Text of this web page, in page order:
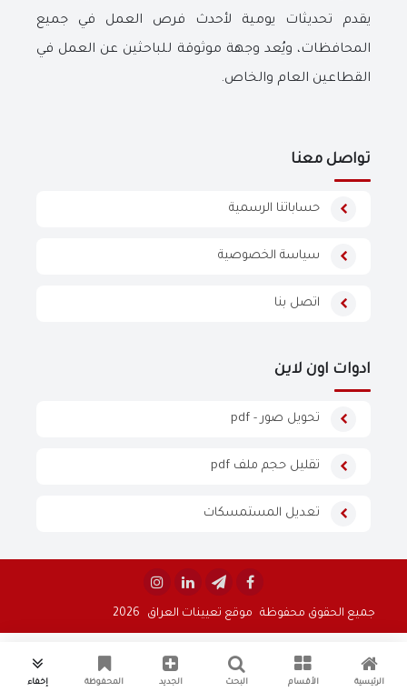
يقدم تحديثات يومية لأحدث فرص العمل في جميع
المحافظات، ويُعد وجهة موثوقة للباحثين عن العمل في
القطاعين العام والخاص.
تواصل معنا
حساباتنا الرسمية
سياسة الخصوصية
اتصل بنا
ادوات اون لاين
تحويل صور - pdf
تقليل حجم ملف pdf
تعديل المستمسكات


جميع الحقوق محفوظة موقع تعيينات العراق 2026
الرئيسية الأقسام البحث الجديد المحفوظة إخفاء